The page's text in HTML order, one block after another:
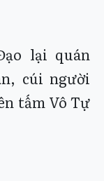
lại quán
cúi người
tấm Vô Tự